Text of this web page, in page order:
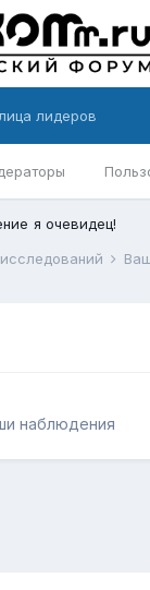
лидеров
я очевидец!
наблюдения